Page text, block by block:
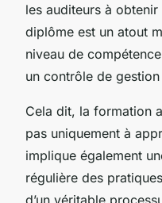
les auditeurs à
diplôme est un atout
niveau de
un contrôle de
Cela dit, la formation
pas uniquement à
implique également
régulière des
d’un véritable